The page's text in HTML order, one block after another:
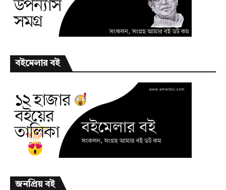
বইমেলার বই
জনপ্রিয় বই